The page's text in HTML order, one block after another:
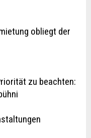
obliegt der
zu beachten: